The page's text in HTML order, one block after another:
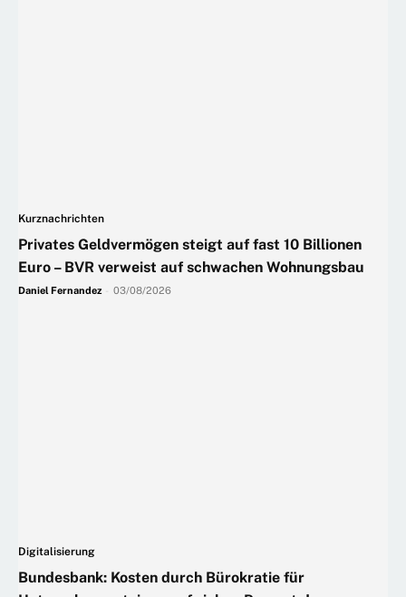
Kurznachrichten
Privates Geldvermögen steigt auf fast 10 Billionen
Euro – BVR verweist auf schwachen Wohnungsbau
Daniel Fernandez 03/08/2026
Digitalisierung
Bundesbank: Kosten durch Bürokratie für